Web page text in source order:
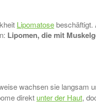
Lipomatosebeschäftigt.
Lipomen, die mit
wachsen sie langsam
direkt unter der Haut,